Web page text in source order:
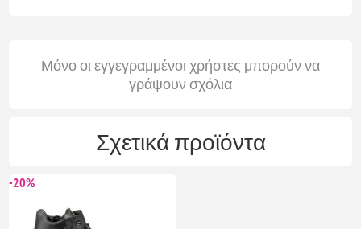
Μόνο οι εγγεγραμμένοι χρήστες μπορούν να
γράψουν σχόλια
Σχετικά προϊόντα
-20%